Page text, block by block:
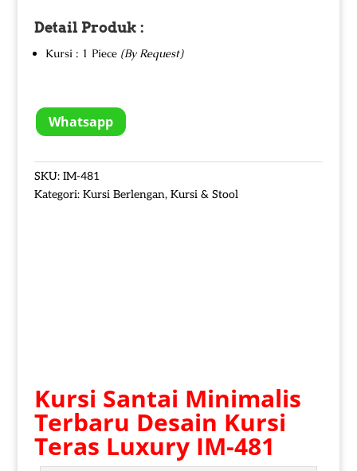
Detail Produk :
Kursi : 1 Piece (By Request)
Whatsapp
SKU: IM-481
Kategori: Kursi Berlengan, Kursi & Stool
Kursi Santai Minimalis
Terbaru Desain Kursi
Teras Luxury IM-481